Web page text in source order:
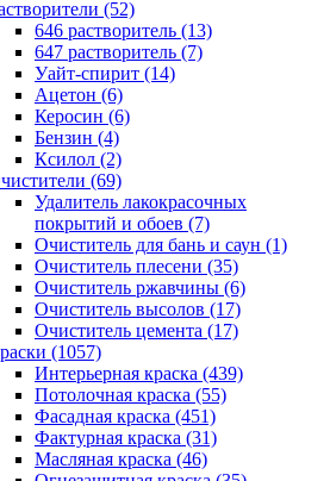
(52)
646 растворитель (13)
647 растворитель (7)
Уайт-спирит (14)
Ацетон (6)
Керосин (6)
Бензин (4)
Ксилол (2)
(69)
Удалитель лакокрасочных
покрытий и обоев (7)
Очиститель для бань и саун (1)
Очиститель плесени (35)
Очиститель ржавчины (6)
Очиститель высолов (17)
Очиститель цемента (17)
(1057)
Интерьерная краска (439)
Потолочная краска (55)
Фасадная краска (451)
Фактурная краска (31)
Масляная краска (46)